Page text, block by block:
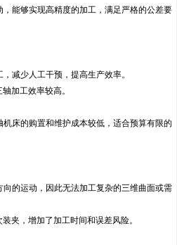
能够实现高精度的加工，满足严格的公差要
减少人工干预，提高生产效率。
加工效率较高。
床的购置和维护成本较低，适合预算有限的
的运动，因此无法加工复杂的三维曲面或需
夹，增加了加工时间和误差风险。